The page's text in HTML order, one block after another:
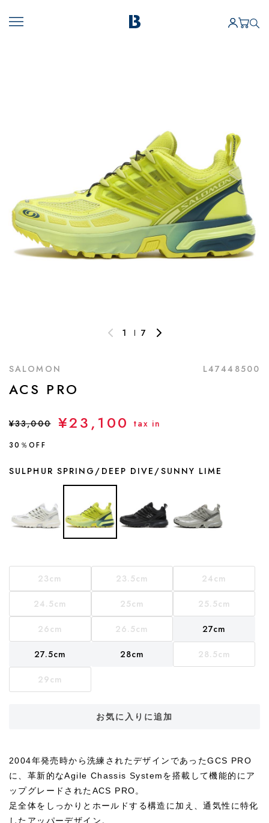
1 7
SALOMON L47448500
ACS PRO
¥33,000 ¥23,100 tax in
30％OFF
SULPHUR SPRING/DEEP DIVE/SUNNY LIME
23cm 23.5cm 24cm
24.5cm 25cm 25.5cm
26cm 26.5cm 27cm
27.5cm 28cm 28.5cm
29cm
お気に入りに追加
2004年発売時から洗練されたデザインであったGCS PRO
に、革新的なAgile Chassis Systemを搭載して機能的にア
ップグレードされたACS PRO。
足全体をしっかりとホールドする構造に加え、通気性に特化
したアッパーデザイン。